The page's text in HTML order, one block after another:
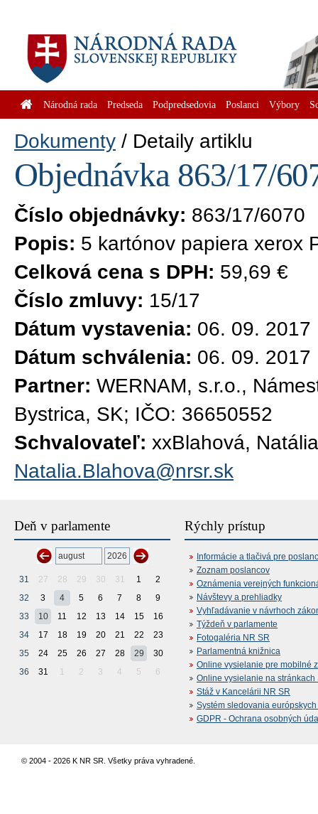
Národná rada Predseda Podpredsedovia Poslanci Výbory
Dokumenty Detaily artiklu
Objednávka 863/17/
Číslo objednávky: 863/17/6070
Popis: 5 kartónov papiera xerox
Celková cena s DPH: 59,69 €
Číslo zmluvy: 15/17
Dátum vystavenia: 06. 09. 2017
Dátum schválenia: 06. 09. 2017
Partner: WERNAM, s.r.o.,
Bystrica, SK; IČO: 36650552
Schvalovateľ: xxBlahová,
Natalia.Blahova@nrsr.sk
Deň v parlamente
31 27 28 29 30 31 1
2
32
3 4 5 6 7 8
9
33
10 11 12 13 14 15
16
34
17 18 19 20 21 22
23
35
24 25 26 27 28 29
30
36
31 1 2 3 4 5 6
Rýchly prístup
Informácie a tlačivá pre
Zoznam poslancov
Oznámenia verejných
Návštevy a prehliadky
Vyhľadávanie v návrhoch
Týždeň v parlamente
Fotogaléria NR SR
Parlamentná knižnica
Online vysielanie pre mobilné
Online vysielanie na stránkach
Stáž v Kancelárii NR SR
Systém sledovania
GDPR - Ochrana osobných
© 2004 - 2026 K NR SR. Všetky práva vyhradené.